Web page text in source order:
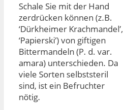
Schale Sie mit der Hand
zerdrücken können (z.B.
‘Dürkheimer Krachmandel’,
‘Papierski’) von giftigen
Bittermandeln (P. d. var.
amara) unterschieden. Da
viele Sorten selbststeril
sind, ist ein Befruchter
nötig.